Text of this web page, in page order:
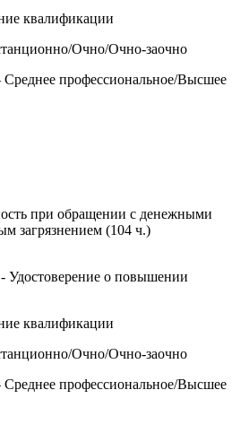
квалификации
Очно/Очно-заочно
профессиональное/Высшее
при обращении с денежными
загрязнением (104 ч.)
- Удостоверение о повышении
квалификации
Очно/Очно-заочно
профессиональное/Высшее